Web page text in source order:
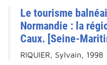
Le tourisme
Normandie : la
Caux. [Seine-
RIQUIER, Sylvain, 1998